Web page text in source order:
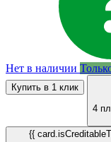
Нет в наличии
Купить в 1 клик
4
{{